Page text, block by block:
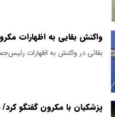
واکنش بقایی به اظهارات
بقائی در واکنش به اظهارات
پزشکیان با مکرون گفتگو